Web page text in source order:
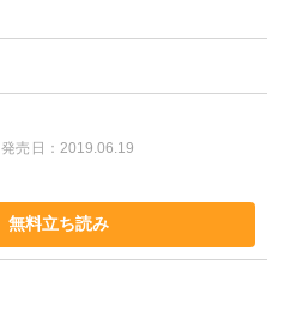
発売日： 2019.06.19
無料立ち読み